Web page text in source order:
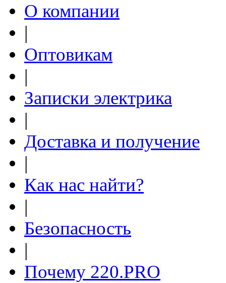
О компании
|
Оптовикам
|
Записки электрика
|
Доставка и получение
|
Как нас найти?
|
Безопасность
|
Почему 220.PRO